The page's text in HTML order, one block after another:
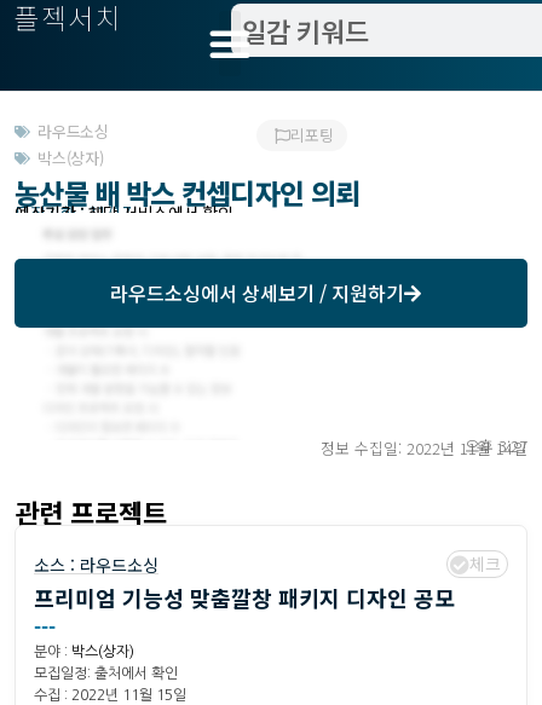
플젝서치
라우드소싱
박스(상자)
리포팅
농산물 배 박스 컨셉디자인 의뢰
모집기한 : 11/17
예상기간 : 해당 서비스에서 확인
라우드소싱에서 상세보기 / 지원하기
정보 수집일: 2022년 11월 14일
오후 3:27
관련 프로젝트
소스 : 라우드소싱 체크
프리미엄 기능성 맞춤깔창 패키지 디자인 공모
---
분야 : 박스(상자)
모집일정: 출처에서 확인
수집 : 2022년 11월 15일